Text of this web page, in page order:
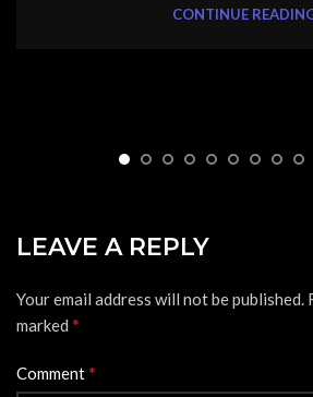
CONTINUE
LEAVE A REPLY
Your email address will not be published.
marked *
Comment*